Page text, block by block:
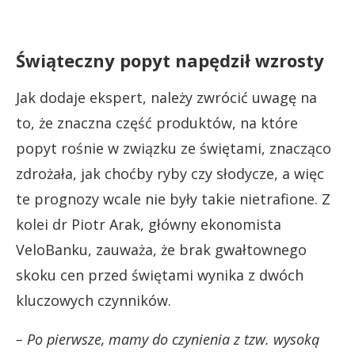
Świąteczny popyt napędził wzrosty
Jak dodaje ekspert, należy zwrócić uwagę na
to, że znaczna część produktów, na które
popyt rośnie w związku ze świętami, znacząco
zdrożała, jak choćby ryby czy słodycze, a więc
te prognozy wcale nie były takie nietrafione. Z
kolei dr Piotr Arak, główny ekonomista
VeloBanku, zauważa, że brak gwałtownego
skoku cen przed świętami wynika z dwóch
kluczowych czynników.
– Po pierwsze, mamy do czynienia z tzw. wysoką